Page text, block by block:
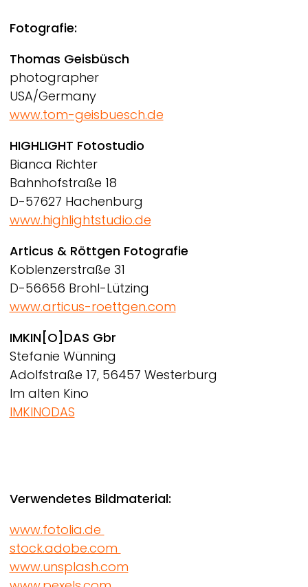
Fotografie:
Thomas Geisbüsch
photographer
USA/Germany
www.tom-geisbuesch.de
HIGHLIGHT Fotostudio
Bianca Richter
Bahnhofstraße 18
D-57627 Hachenburg
www.highlightstudio.de
Articus & Röttgen Fotografie
Koblenzerstraße 31
D-56656 Brohl-Lützing
www.articus-roettgen.com
IMKIN[O]DAS Gbr
Stefanie Wünning
Adolfstraße 17, 56457 Westerburg
Im alten Kino
IMKINODAS
Verwendetes Bildmaterial:
www.fotolia.de
stock.adobe.com
www.unsplash.com